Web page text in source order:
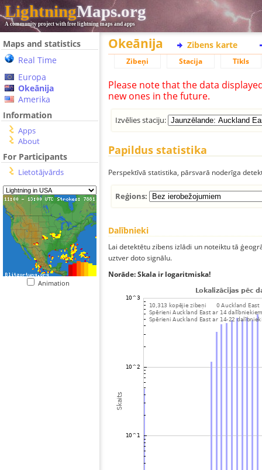
LightningMaps.org
A community project with free lightning maps and apps
Maps and statistics
Real Time
Europa
Okeānija
Amerika
Information
Apps
About
For Participants
Lietotājvārds
Animation
Okeānija Zibens karte
Zibeņi Stacija Tīkls
Please note that the data
new ones in the future.
Izvēlies staciju:
Papildus statistika
Perspektīvā statistika, pārsvarā noderīga
Reģions:
Dalībnieki
Lai detektētu zibens izlādi un noteiktu tā
uztver doto signālu.
Norāde: Skala ir logaritmiska!